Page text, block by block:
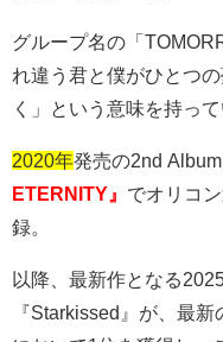
グループ名の「
れ違う君と僕がひとつ
く」という意味を持って
2020年発売の2nd Album
ETERNITY』 でオリコ
録。
以降、最新作となる
『Starkissed』が、最